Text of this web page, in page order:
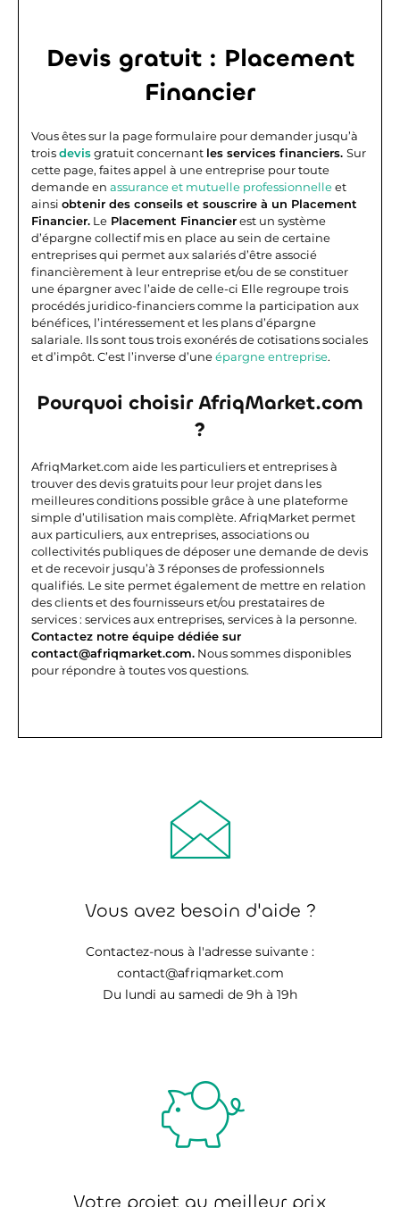
Devis gratuit : Placement
Financier
Vous êtes sur la page formulaire pour demander jusqu’à
troisdevisgratuit concernant les services financiers. Sur
cette page, faites appel à une entreprise pour toute
demande en assurance et mutuelle professionnelleet
ainsi obtenir des conseils et souscrire à un Placement
Financier. Le Placement Financierest un système
d’épargne collectif mis en place au sein de certaine
entreprises qui permet aux salariés d’être associé
financièrement à leur entreprise et/ou de se constituer
une épargner avec l’aide de celle-ci Elle regroupe trois
procédés juridico-financiers comme la participation aux
bénéfices, l’intéressement et les plans d’épargne
salariale. Ils sont tous trois exonérés de cotisations sociales
et d’impôt. C’est l’inverse d’uneépargne entreprise.
Pourquoi choisir AfriqMarket.com
?
AfriqMarket.com aide les particuliers et entreprises à
trouver des devis gratuits pour leur projet dans les
meilleures conditions possible grâce à une plateforme
simple d’utilisation mais complète. AfriqMarket permet
aux particuliers, aux entreprises, associations ou
collectivités publiques de déposer une demande de devis
et de recevoir jusqu’à 3 réponses de professionnels
qualifiés. Le site permet également de mettre en relation
des clients et des fournisseurs et/ou prestataires de
services : services aux entreprises, services à la personne.
Contactez notre équipe dédiée sur
contact@afriqmarket.com. Nous sommes disponibles
pour répondre à toutes vos questions.
Vous avez besoin d'aide ?
Contactez-nous à l'adresse suivante :
contact@afriqmarket.com
Du lundi au samedi de 9h à 19h
Votre projet au meilleur prix